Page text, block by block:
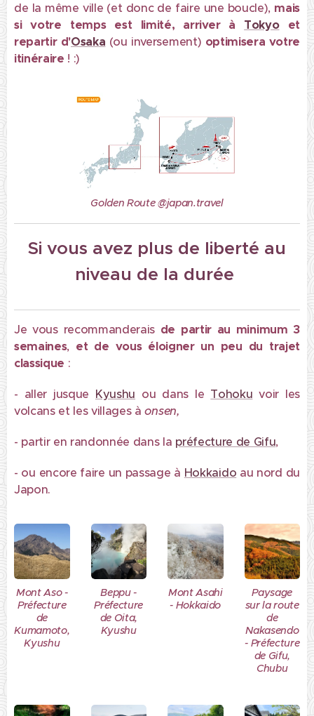
de la même ville (et donc de faire une boucle), mais
si votre temps est limité, arriver à Tokyoet
repartir d'Osaka (ou inversement) optimisera votre
itinéraire ! :)
Golden Route @japan.travel
Si vous avez plus de liberté au
niveau de la durée
Je vous recommanderais de partir au minimum 3
semaines, et de vous éloigner un peu du trajet
classique :
- aller jusque Kyushu ou dans le Tohoku voir les
volcans et les villages àonsen,
- partir en randonnée dans la préfecture de Gifu,
- ou encore faire un passage à Hokkaido au nord du
Japon.
Mont Aso -
Préfecture
de
Kumamoto,
Kyushu
Beppu -
Préfecture
de Oita,
Kyushu
Mont Asahi
- Hokkaido
Paysage
sur la route
de
Nakasendo
- Préfecture
de Gifu,
Chubu